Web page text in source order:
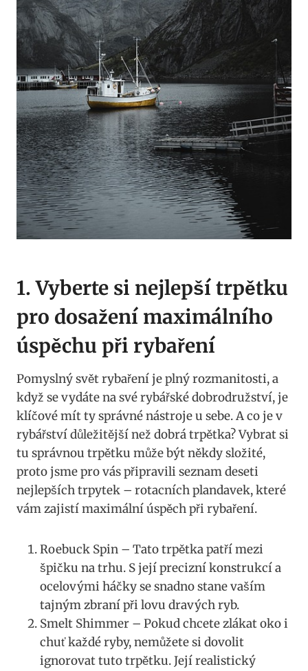
1. Vyberte ‍si nejlepší trpětku
pro dosažení maximálního
úspěchu při rybaření
Pomyslný svět rybaření je ​plný rozmanitosti, ‌a
‌když se vydáte na své rybářské dobrodružství, ⁣je
klíčové mít ty správné nástroje ⁤u⁢ sebe. A co je‌ v
rybářství důležitější⁢ než dobrá⁢ trpětka? Vybrat si
tu ‌správnou trpětku může ‌být někdy‌ složité,
proto jsme⁤ pro vás připravili seznam deseti
nejlepších⁣ trpytek – rotacních plandavek, ‍které
vám zajistí maximální úspěch při rybaření.
Roebuck Spin⁣ – Tato trpětka ⁣patří mezi
špičku na ​trhu. S ‍její precizní konstrukcí a
ocelovými háčky se snadno stane vaším
tajným zbraní při lovu dravých ryb.
Smelt Shimmer – ⁣Pokud ‍chcete zlákat ‌oko ⁢i ​
chuť každé ryby, nemůžete si dovolit
ignorovat tuto trpětku. Její realistický